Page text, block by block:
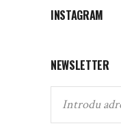
INSTAGRAM
NEWSLETTER